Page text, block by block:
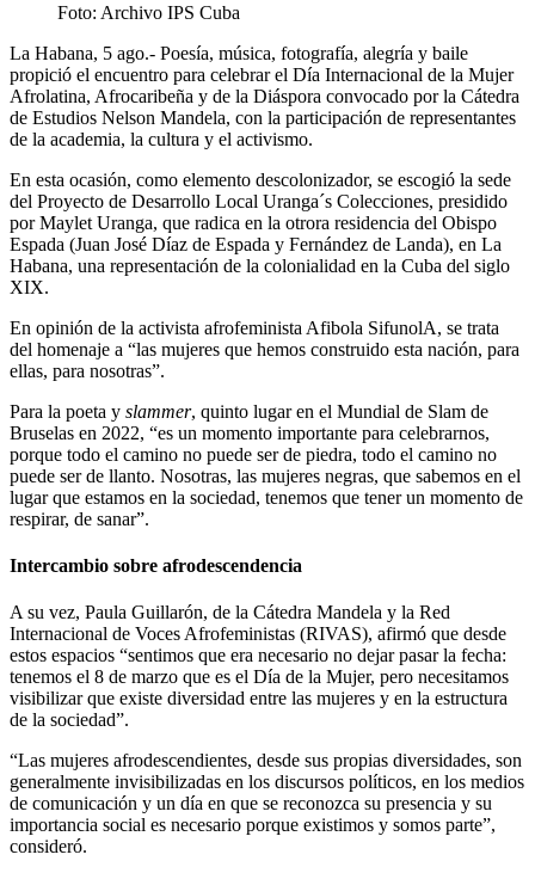
Foto: Archivo IPS Cuba
La Habana, 5 ago.- Poesía, música, fotografía, alegría y baile
propició el encuentro para celebrar el Día Internacional de la Mujer
Afrolatina, Afrocaribeña y de la Diáspora convocado por la Cátedra
de Estudios Nelson Mandela, con la participación de representantes
de la academia, la cultura y el activismo.
En esta ocasión, como elemento descolonizador, se escogió la sede
del Proyecto de Desarrollo Local Uranga´s Colecciones, presidido
por Maylet Uranga, que radica en la otrora residencia del Obispo
Espada (Juan José Díaz de Espada y Fernández de Landa), en La
Habana, una representación de la colonialidad en la Cuba del siglo
XIX.
En opinión de la activista afrofeminista Afibola SifunolA, se trata
del homenaje a “las mujeres que hemos construido esta nación, para
ellas, para nosotras”.
Para la poeta y slammer, quinto lugar en el Mundial de Slam de
Bruselas en 2022, “es un momento importante para celebrarnos,
porque todo el camino no puede ser de piedra, todo el camino no
puede ser de llanto. Nosotras, las mujeres negras, que sabemos en el
lugar que estamos en la sociedad, tenemos que tener un momento de
respirar, de sanar”.
Intercambio sobre afrodescendencia
A su vez, Paula Guillarón, de la Cátedra Mandela y la Red
Internacional de Voces Afrofeministas (RIVAS), afirmó que desde
estos espacios “sentimos que era necesario no dejar pasar la fecha:
tenemos el 8 de marzo que es el Día de la Mujer, pero necesitamos
visibilizar que existe diversidad entre las mujeres y en la estructura
de la sociedad”.
“Las mujeres afrodescendientes, desde sus propias diversidades, son
generalmente invisibilizadas en los discursos políticos, en los medios
de comunicación y un día en que se reconozca su presencia y su
importancia social es necesario porque existimos y somos parte”,
consideró.